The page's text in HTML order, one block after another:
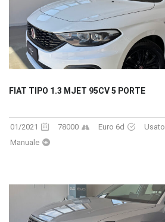
FIAT TIPO 1.3 MJET 95CV 5 PORTE
01/2021 78000 Euro 6d Usato
Manuale